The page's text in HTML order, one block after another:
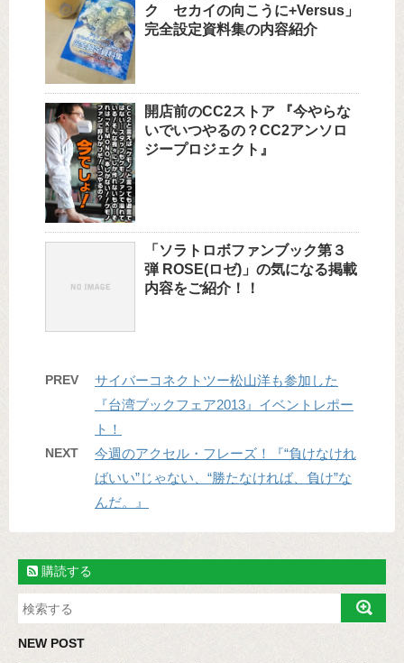
ク セカイの向こうに+Versus」
完全設定資料集の内容紹介
開店前のCC2ストア 『今やらな
いでいつやるの？CC2アンソロ
ジープロジェクト』
「ソラトロボファンブック第３
弾 ROSE(ロゼ)」の気になる掲載
内容をご紹介！！
PREV
サイバーコネクトツー松山洋も参加した
『台湾ブックフェア2013』イベントレポー
ト！
NEXT
今週のアクセル・フレーズ！『“負けなけれ
ばいい”じゃない、“勝たなければ、負け”な
んだ。』
購読する
NEW POST